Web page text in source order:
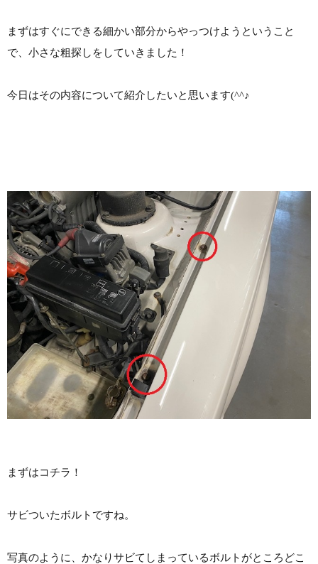
まずはすぐにできる細かい部分からやっつけようということ
で、小さな粗探しをしていきました！
今日はその内容について紹介したいと思います(^^♪
まずはコチラ！
サビついたボルトですね。
写真のように、かなりサビてしまっているボルトがところどこ